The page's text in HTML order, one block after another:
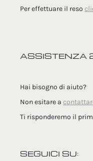
Per effettuare il reso
ASSISTENZA
Hai bisogno di aiuto?
Non esitare a
Ti risponderemo il
SEGUICI SU: